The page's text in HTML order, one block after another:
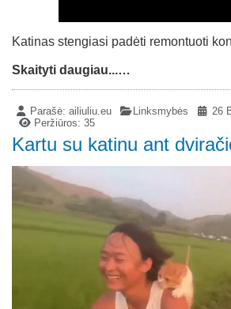
Katinas stengiasi padėti remontuoti
Skaityti daugiau...…
Parašė:ailiuliu.eu Linksmybės
26
Peržiūros: 35
Kartu su katinu ant